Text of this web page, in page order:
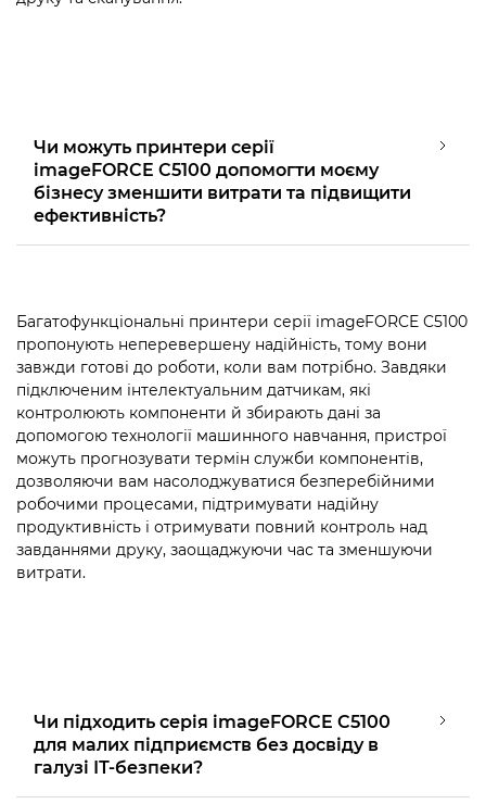
Чи можуть принтери серії
imageFORCE C5100 допомогти моєму
бізнесу зменшити витрати та підвищити
ефективність?
Багатофункціональні принтери серії imageFORCE C5100
пропонують неперевершену надійність, тому вони
завжди готові до роботи, коли вам потрібно. Завдяки
підключеним інтелектуальним датчикам, які
контролюють компоненти й збирають дані за
допомогою технології машинного навчання, пристрої
можуть прогнозувати термін служби компонентів,
дозволяючи вам насолоджуватися безперебійними
робочими процесами, підтримувати надійну
продуктивність і отримувати повний контроль над
завданнями друку, заощаджуючи час та зменшуючи
витрати.
Чи підходить серія imageFORCE C5100
для малих підприємств без досвіду в
галузі ІТ-безпеки?